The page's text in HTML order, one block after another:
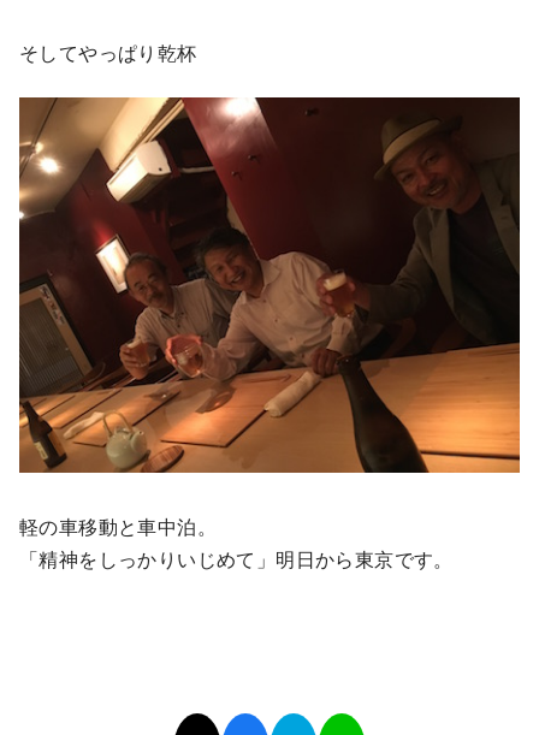
そしてやっぱり乾杯
軽の車移動と車中泊。
「精神をしっかりいじめて」明日から東京です。